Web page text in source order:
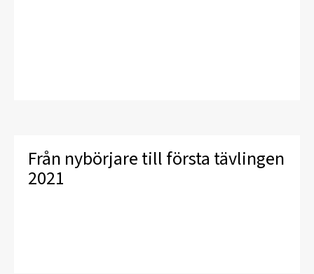
Från nybörjare till första tävlingen
2021